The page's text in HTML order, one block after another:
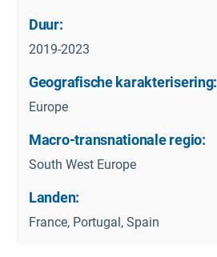
Duur:
2019-2023
Geografische karakterisering:
Europe
Macro-transnationale regio:
South West Europe
Landen:
France, Portugal, Spain